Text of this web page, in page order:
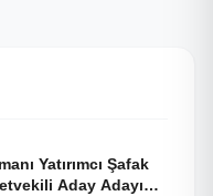
Yatırımcı Şafak
Aday Adayı